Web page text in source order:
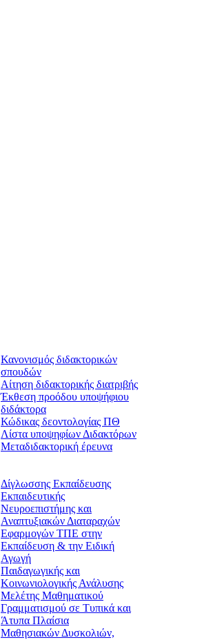
Κανονισμός διδακτορικών
σπουδών
Αίτηση διδακτορικής διατριβής
Έκθεση προόδου υποψήφιου
διδάκτορα
Κώδικας δεοντολογίας ΠΘ
Λίστα υποψηφίων Διδακτόρων
Μεταδιδακτορική έρευνα
Δίγλωσσης Εκπαίδευσης
Εκπαιδευτικής
Νευροεπιστήμης και
Αναπτυξιακών Διαταραχών
Εφαρμογών ΤΠΕ στην
Εκπαίδευση & την Ειδική
Αγωγή
Παιδαγωγικής και
Κοινωνιολογικής Ανάλυσης
Μελέτης Μαθηματικού
Γραμματισμού σε Τυπικά και
Άτυπα Πλαίσια
Μαθησιακών Δυσκολιών,